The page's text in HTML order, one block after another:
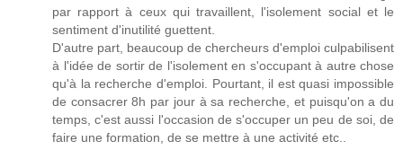
par rapport à ceux qui travaillent, l'isolement social et le
sentiment d'inutilité guettent.
D'autre part, beaucoup de chercheurs d'emploi culpabilisent
à l'idée de sortir de l'isolement en s'occupant à autre chose
qu'à la recherche d'emploi. Pourtant, il est quasi impossible
de consacrer 8h par jour à sa recherche, et puisqu'on a du
temps, c'est aussi l'occasion de s'occuper un peu de soi, de
faire une formation, de se mettre à une activité etc..